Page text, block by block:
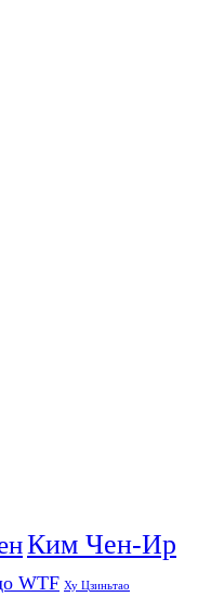
Ким Чен-Ир
WTF Ху Цзиньтао